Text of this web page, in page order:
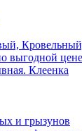
выгодной
Клеенка
и грызунов